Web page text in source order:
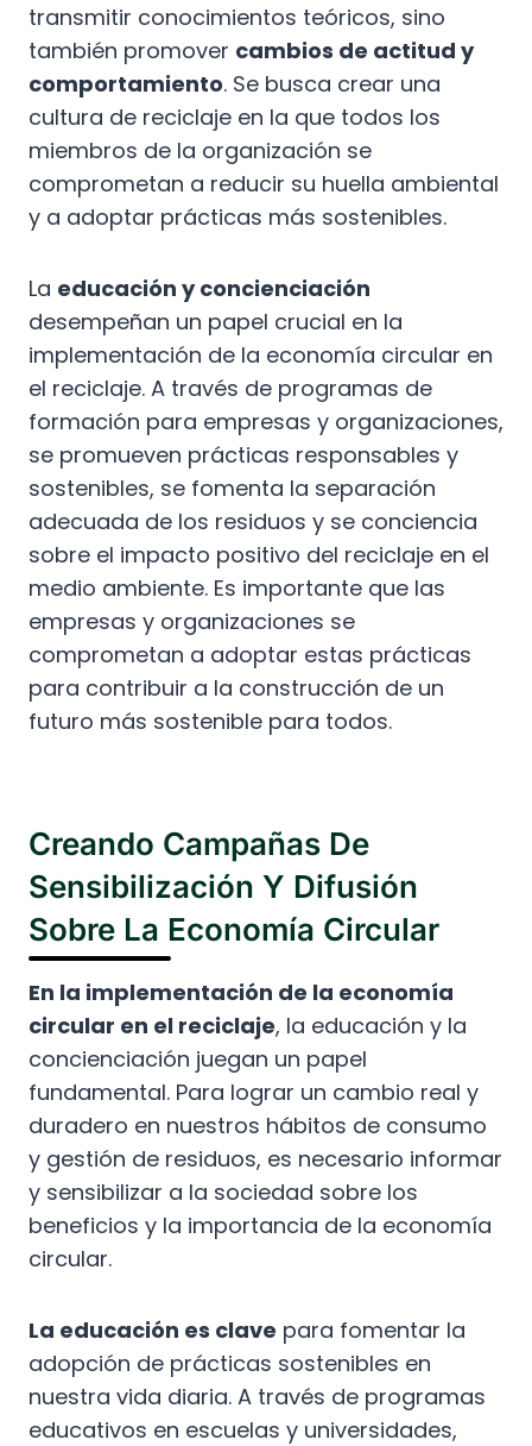
transmitir conocimientos teóricos, sino
también promover cambios de actitud y
comportamiento. Se busca crear una
cultura de reciclaje en la que todos los
miembros de la organización se
comprometan a reducir su huella ambiental
y a adoptar prácticas más sostenibles.
La educación y concienciación
desempeñan un papel crucial en la
implementación de la economía circular en
el reciclaje. A través de programas de
formación para empresas y organizaciones,
se promueven prácticas responsables y
sostenibles, se fomenta la separación
adecuada de los residuos y se conciencia
sobre el impacto positivo del reciclaje en el
medio ambiente. Es importante que las
empresas y organizaciones se
comprometan a adoptar estas prácticas
para contribuir a la construcción de un
futuro más sostenible para todos.
Creando Campañas De
Sensibilización Y Difusión
Sobre La Economía Circular
En la implementación de la economía
circular en el reciclaje, la educación y la
concienciación juegan un papel
fundamental. Para lograr un cambio real y
duradero en nuestros hábitos de consumo
y gestión de residuos, es necesario informar
y sensibilizar a la sociedad sobre los
beneficios y la importancia de la economía
circular.
La educación es clave para fomentar la
adopción de prácticas sostenibles en
nuestra vida diaria. A través de programas
educativos en escuelas y universidades,